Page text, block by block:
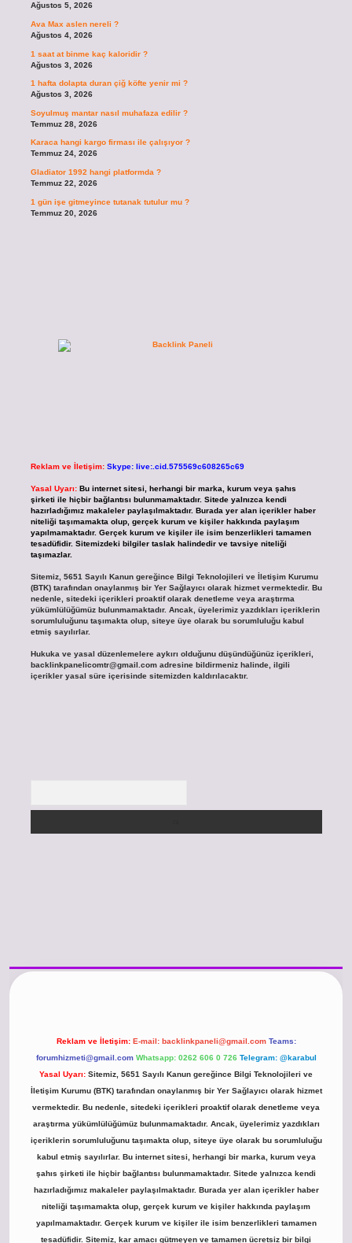
Ağustos 5, 2026
Ava Max aslen nereli ?
Ağustos 4, 2026
1 saat at binme kaç kaloridir ?
Ağustos 3, 2026
1 hafta dolapta duran çiğ köfte yenir mi ?
Ağustos 3, 2026
Soyulmuş mantar nasıl muhafaza edilir ?
Temmuz 28, 2026
Karaca hangi kargo firması ile çalışıyor ?
Temmuz 24, 2026
Gladiator 1992 hangi platformda ?
Temmuz 22, 2026
1 gün işe gitmeyince tutanak tutulur mu ?
Temmuz 20, 2026
Reklam ve İletişim: Skype: live:.cid.575569c608265c69
Yasal Uyarı: Bu internet sitesi, herhangi bir marka, kurum veya şahıs
şirketi ile hiçbir bağlantısı bulunmamaktadır. Sitede yalnızca kendi
hazırladığımız makaleler paylaşılmaktadır. Burada yer alan içerikler haber
niteliği taşımamakta olup, gerçek kurum ve kişiler hakkında paylaşım
yapılmamaktadır. Gerçek kurum ve kişiler ile isim benzerlikleri tamamen
tesadüfidir. Sitemizdeki bilgiler taslak halindedir ve tavsiye niteliği
taşımazlar.
Sitemiz, 5651 Sayılı Kanun gereğince Bilgi Teknolojileri ve İletişim Kurumu
(BTK) tarafından onaylanmış bir Yer Sağlayıcı olarak hizmet vermektedir. Bu
nedenle, sitedeki içerikleri proaktif olarak denetleme veya araştırma
yükümlülüğümüz bulunmamaktadır. Ancak, üyelerimiz yazdıkları içeriklerin
sorumluluğunu taşımakta olup, siteye üye olarak bu sorumluluğu kabul
etmiş sayılırlar.
Hukuka ve yasal düzenlemelere aykırı olduğunu düşündüğünüz içerikleri,
backlinkpanelicomtr@gmail.comadresine bildirmeniz halinde, ilgili
içerikler yasal süre içerisinde sitemizden kaldırılacaktır.
Reklam ve İletişim: E-mail: backlinkpaneli@gmail.com Teams:
forumhizmeti@gmail.com Whatsapp: 0262 606 0 726 Telegram: @karabul
Yasal Uyarı: Sitemiz, 5651 Sayılı Kanun gereğince Bilgi Teknolojileri ve
İletişim Kurumu (BTK) tarafından onaylanmış bir Yer Sağlayıcı olarak hizmet
vermektedir. Bu nedenle, sitedeki içerikleri proaktif olarak denetleme veya
araştırma yükümlülüğümüz bulunmamaktadır. Ancak, üyelerimiz yazdıkları
içeriklerin sorumluluğunu taşımakta olup, siteye üye olarak bu sorumluluğu
kabul etmiş sayılırlar. Bu internet sitesi, herhangi bir marka, kurum veya
şahıs şirketi ile hiçbir bağlantısı bulunmamaktadır. Sitede yalnızca kendi
hazırladığımız makaleler paylaşılmaktadır. Burada yer alan içerikler haber
niteliği taşımamakta olup, gerçek kurum ve kişiler hakkında paylaşım
yapılmamaktadır. Gerçek kurum ve kişiler ile isim benzerlikleri tamamen
tesadüfidir. Sitemiz, kar amacı gütmeyen ve tamamen ücretsiz bir bilgi